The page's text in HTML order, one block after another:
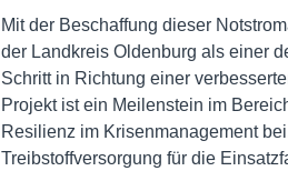
Mit der Beschaffung dieser
der Landkreis Oldenburg als einer
Schritt in Richtung einer
Projekt ist ein Meilenstein im
Resilienz im Krisenmanagement
Treibstoffversorgung für die